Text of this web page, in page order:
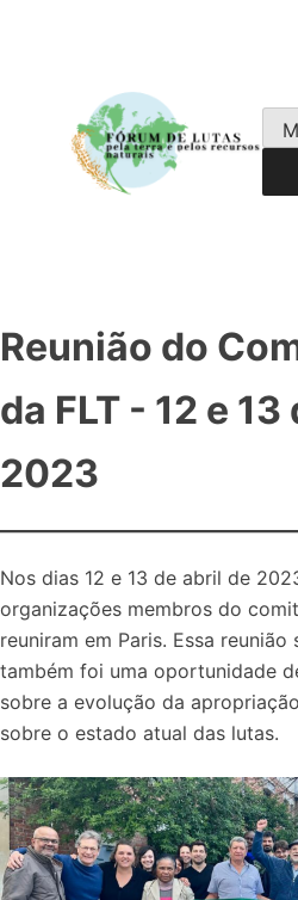
Reunião do
da FLT - 12 e
2023
Nos dias 12 e 13 de abril de
organizações membros do
reuniram em Paris. Essa
também foi uma oportunidade
sobre a evolução da
sobre o estado atual das lutas.